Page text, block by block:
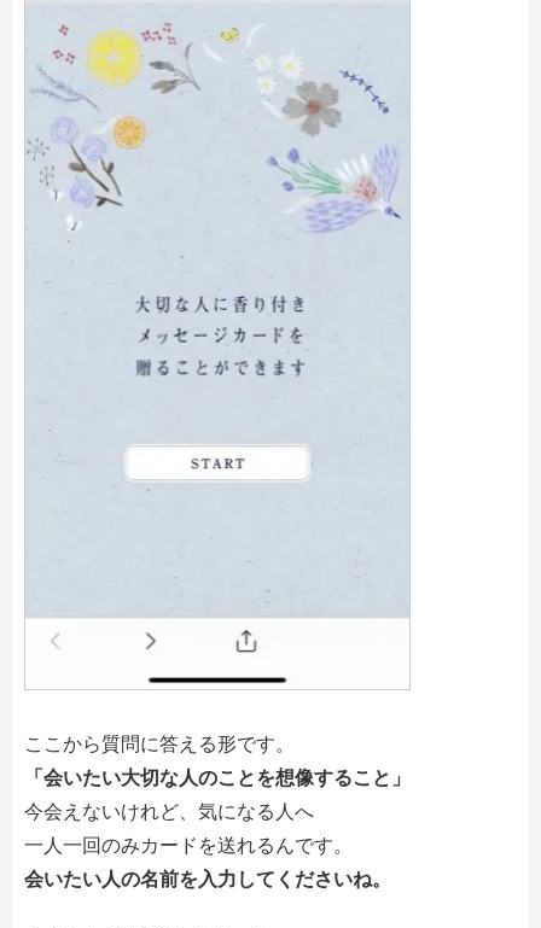
ここから質問に答える形です。
「会いたい大切な人のことを想像すること」
今会えないけれど、気になる人へ
一人一回のみカードを送れるんです。
会いたい人の名前を入力してくださいね。